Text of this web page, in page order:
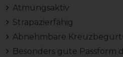
Atmungsaktiv
Strapazierfähig
Abnehmbare
Besonders gute